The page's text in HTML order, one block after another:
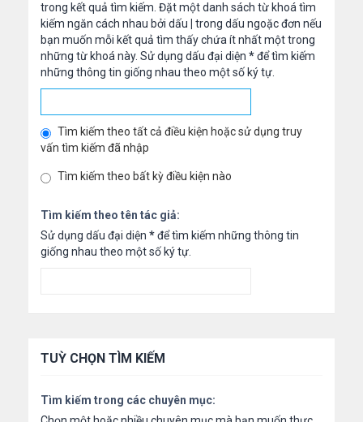
trong kết quả tìm kiếm. Đặt một danh sách từ khoá tìm
kiếm ngăn cách nhau bởi dấu
trong dấu ngoặc đơn nếu
bạn muốn mỗi kết quả tìm thấy chứa ít nhất một trong
những từ khoá này. Sử dụng dấu đại diện *để tìm kiếm
những thông tin giống nhau theo một số ký tự.
Tìm kiếm theo tất cả điều kiện hoặc sử dụng truy
vấn tìm kiếm đã nhập
Tìm kiếm theo bất kỳ điều kiện nào
Tìm kiếm theo tên tác giả:
Sử dụng dấu đại diện *để tìm kiếm những thông tin
giống nhau theo một số ký tự.
TUỲ CHỌN TÌM KIẾM
Tìm kiếm trong các chuyên mục: